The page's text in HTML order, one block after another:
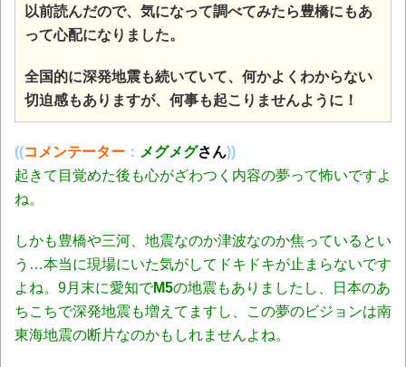
以前読んだので、気になって調べてみたら豊橋にもあ
って心配になりました。
全国的に深発地震も続いていて、何かよくわからない
切迫感もありますが、何事も起こりませんように！
((コメンテーター ： メグメグさん))
起きて目覚めた後も心がざわつく内容の夢って怖いですよ
ね。
しかも豊橋や三河、地震なのか津波なのか焦っているとい
う…本当に現場にいた気がしてドキドキが止まらないです
よね。9月末に愛知でM5の地震もありましたし、日本のあ
ちこちで深発地震も増えてますし、この夢のビジョンは南
東海地震の断片なのかもしれませんよね。